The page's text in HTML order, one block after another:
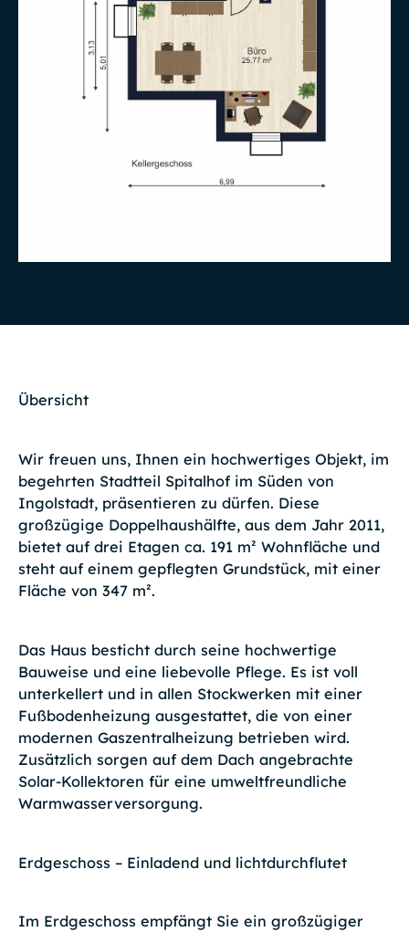
Übersicht
Wir freuen uns, Ihnen ein hochwertiges Objekt, im
begehrten Stadtteil Spitalhof im Süden von
Ingolstadt, präsentieren zu dürfen. Diese
großzügige Doppelhaushälfte, aus dem Jahr 2011,
bietet auf drei Etagen ca. 191 m² Wohnfläche und
steht auf einem gepflegten Grundstück, mit einer
Fläche von 347 m².
Das Haus besticht durch seine hochwertige
Bauweise und eine liebevolle Pflege. Es ist voll
unterkellert und in allen Stockwerken mit einer
Fußbodenheizung ausgestattet, die von einer
modernen Gaszentralheizung betrieben wird.
Zusätzlich sorgen auf dem Dach angebrachte
Solar-Kollektoren für eine umweltfreundliche
Warmwasserversorgung.
Erdgeschoss – Einladend und lichtdurchflutet
Im Erdgeschoss empfängt Sie ein großzügiger